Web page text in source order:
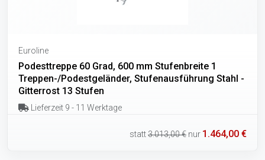
Euroline
Podesttreppe 60 Grad, 600 mm Stufenbreite 1
Treppen-/Podestgeländer, Stufenausführung Stahl -
Gitterrost 13 Stufen
Lieferzeit 9 - 11 Werktage
statt3.013,00 € nur 1.464,00 €